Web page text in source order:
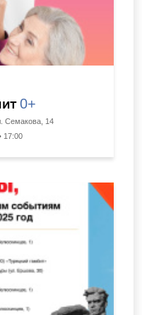
0+
Семакова, 14
17:00